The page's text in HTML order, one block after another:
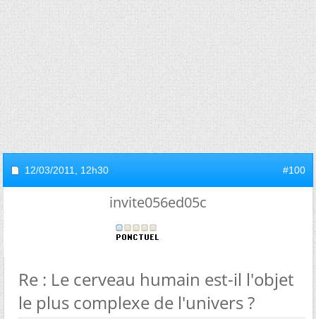
12/03/2011, 12h30 #100
invite056ed05c
Re : Le cerveau humain est-il l'objet
le plus complexe de l'univers ?